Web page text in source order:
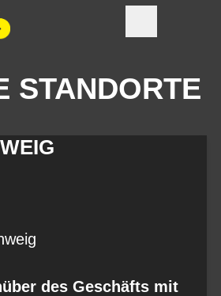
STANDORTE
des Geschäfts mit